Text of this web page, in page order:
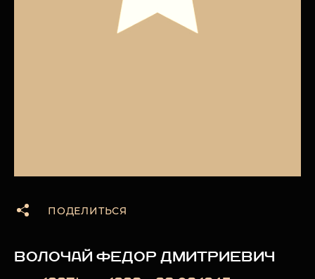
ПОДЕЛИТЬСЯ
ВОЛОЧАЙ ФЕДОР ДМИТРИЕВИЧ